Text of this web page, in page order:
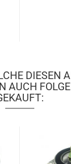
DIESEN
AUCH